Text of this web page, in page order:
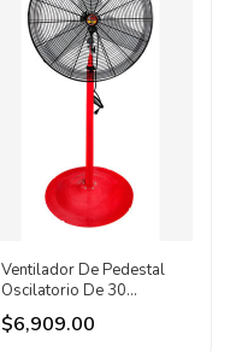
Ventilador De Pedestal
Oscilatorio De 30
Pulgadas Dogotuls 79
Cm 60 Hz Rojo Gris
$6,909.00